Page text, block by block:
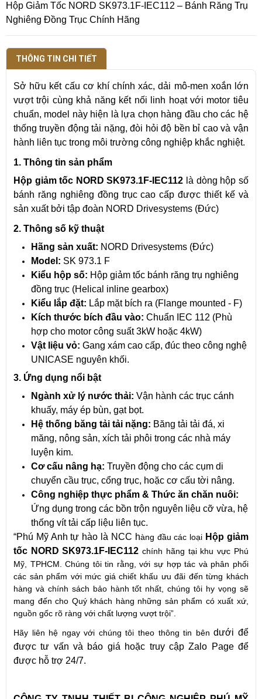
Hộp Giảm Tốc NORD SK973.1F-IEC112 – Bánh Răng Trụ
Nghiêng Đồng Trục Chính Hãng
THÔNG TIN CHI TIẾT
Sở hữu kết cấu cơ khí chính xác, dải mô-men xoắn lớn
vượt trội cùng khả năng kết nối linh hoạt với motor tiêu
chuẩn, model này hiện là lựa chọn hàng đầu cho các hệ
thống truyền động tải nặng, đòi hỏi độ bền bỉ cao và vận
hành liên tục trong môi trường công nghiệp khắc nghiệt.
1. Thông tin sản phẩm
Hộp giảm tốc NORD SK973.1F-IEC112 là dòng hộp số
bánh răng nghiêng đồng trục cao cấp được thiết kế và
sản xuất bởi tập đoàn NORD Drivesystems (Đức)
2. Thông số kỹ thuật
Hãng sản xuất: NORD Drivesystems (Đức)
Model: SK 973.1 F
Kiểu hộp số: Hộp giảm tốc bánh răng trụ nghiêng
đồng trục (Helical inline gearbox)
Kiểu lắp đặt: Lắp mặt bích ra (Flange mounted - F)
Kích thước bích đầu vào: Chuẩn IEC 112 (Phù
hợp cho motor công suất 3kW hoặc 4kW)
Vật liệu vỏ: Gang xám cao cấp, đúc theo công nghệ
UNICASE nguyên khối.
3. Ứng dụng nổi bật
Ngành xử lý nước thải: Vận hành các trục cánh
khuấy, máy ép bùn, gạt bọt.
Hệ thống băng tải tải nặng: Băng tải tải đá, xi
măng, nông sản, xích tải phôi trong các nhà máy
luyện kim.
Cơ cấu nâng hạ: Truyền động cho các cụm di
chuyển cầu trục, cổng trục, hoặc cơ cấu tời nâng.
Công nghiệp thực phẩm & Thức ăn chăn nuôi:
Ứng dụng trong các bồn trộn nguyên liệu cỡ vừa, hệ
thống vít tải cấp liệu liên tục.
“Phú Mỹ Anh tự hào là NCC hàng đầu các loại Hộp giảm
tốc NORD SK973.1F-IEC112 chính hãng tại khu vực Phú
Mỹ, TPHCM. Chúng tôi tin rằng, với sự hợp tác và phân phối
các sản phẩm với mức giá chiết khấu ưu đãi đến từng khách
hàng và chính sách bảo hành tốt nhất, chúng tôi hy vọng sẽ
mang đến cho Quý khách hàng những sản phẩm có xuất xứ,
nguồn gốc rõ ràng với chất lượng vượt trội”.
Hãy liên hệ ngay với chúng tôi theo thông tin bêndưới để
được tư vấn và báo giá hoặc truy cập Zalo Page để
được hỗ trợ 24/7.